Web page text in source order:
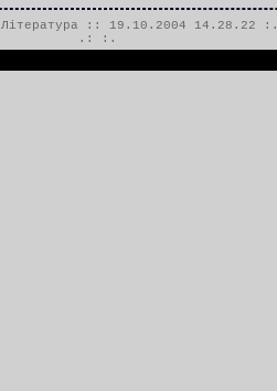
Література :: 19.10.2004 14.28.22 :.
.:
:.